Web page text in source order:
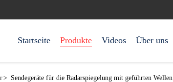
Startseite Produkte Videos Über uns
> Sendegeräte für die Radarspiegelung mit geführten Wellen